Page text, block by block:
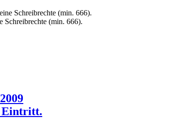
Schreibrechte (min. 666).
Schreibrechte (min. 666).
Eintritt.